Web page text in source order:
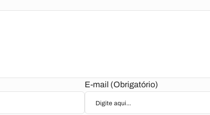
E-mail (Obrigatório)